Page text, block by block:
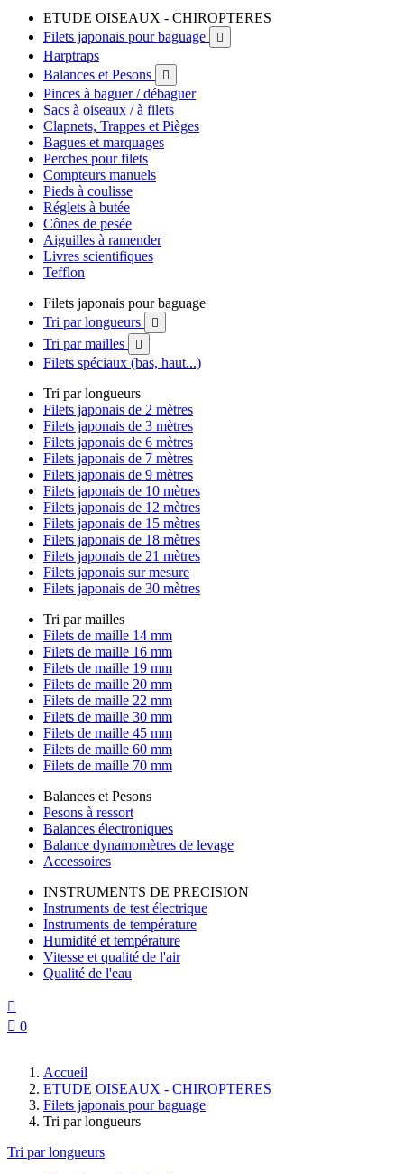
ETUDE OISEAUX - CHIROPTERES
Filets japonais pour baguage

Harptraps
Balances et Pesons

Pinces à baguer / débaguer
Sacs à oiseaux / à filets
Clapnets, Trappes et Pièges
Bagues et marquages
Perches pour filets
Compteurs manuels
Pieds à coulisse
Réglets à butée
Cônes de pesée
Aiguilles à ramender
Livres scientifiques
Tefflon
Filets japonais pour baguage
Tri par longueurs

Tri par mailles 
Filets spéciaux (bas, haut...)
Tri par longueurs
Filets japonais de 2 mètres
Filets japonais de 3 mètres
Filets japonais de 6 mètres
Filets japonais de 7 mètres
Filets japonais de 9 mètres
Filets japonais de 10 mètres
Filets japonais de 12 mètres
Filets japonais de 15 mètres
Filets japonais de 18 mètres
Filets japonais de 21 mètres
Filets japonais sur mesure
Filets japonais de 30 mètres
Tri par mailles
Filets de maille 14 mm
Filets de maille 16 mm
Filets de maille 19 mm
Filets de maille 20 mm
Filets de maille 22 mm
Filets de maille 30 mm
Filets de maille 45 mm
Filets de maille 60 mm
Filets de maille 70 mm
Balances et Pesons
Pesons à ressort
Balances électroniques
Balance dynamomètres de levage
Accessoires
INSTRUMENTS DE PRECISION
Instruments de test électrique
Instruments de température
Humidité et température
Vitesse et qualité de l'air
Qualité de l'eau

 0
Accueil
ETUDE OISEAUX - CHIROPTERES
Filets japonais pour baguage
Tri par longueurs
Tri par longueurs